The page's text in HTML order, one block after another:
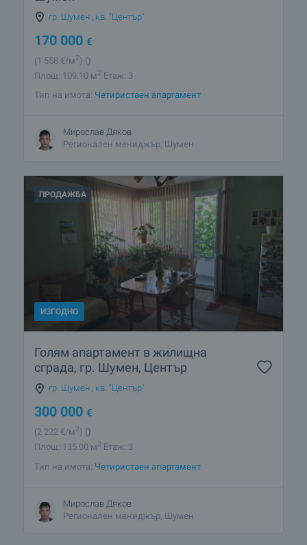
гр. Шумен кв. "Център"
170 000 €
(1 558 €/м2) ()
Площ: 109.10 м2 Етаж: 3
Тип на имота: Четиристаен апартамент
Мирослав Дяков
Регионален мениджър, Шумен
ПРОДАЖБА
ИЗГОДНО
Голям апартамент в жилищна
сграда, гр. Шумен, Център
гр. Шумен кв. "Център"
300 000 €
(2 222 €/м2) ()
Площ: 135.00 м2 Етаж: 3
Тип на имота: Четиристаен апартамент
Мирослав Дяков
Регионален мениджър, Шумен